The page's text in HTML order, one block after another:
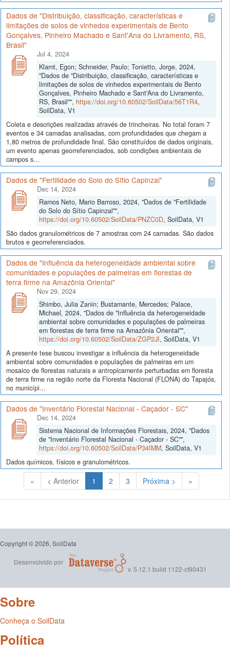
Dados de "Distribuição, classificação, características e
limitações de solos de vinhedos experimentais de Bento
Gonçalves, Pinheiro Machado e Sant'Ana do Livramento, RS,
Brasil"
Jul 4, 2024
Klamt, Egon; Schneider, Paulo; Tonietto, Jorge, 2024,
"Dados de "Distribuição, classificação, características e
limitações de solos de vinhedos experimentais de Bento
Gonçalves, Pinheiro Machado e Sant'Ana do Livramento,
RS, Brasil"", https://doi.org/10.60502/SoilData/56T1R4,
SoilData, V1
Coleta e descrições realizadas através de trincheiras. No total foram 7
eventos e 34 camadas analisadas, com profundidades que chegam a
1,80 metros de profundidade final. São constituídos de dados originais,
um evento apenas georreferenciados, sob condições ambientais de
campos s...
Dados de "Fertilidade do Solo do Sítio Capinzal"
Dec 14, 2024
Ramos Neto, Mario Barroso, 2024, "Dados de "Fertilidade
do Solo do Sítio Capinzal"",
https://doi.org/10.60502/SoilData/PNZC0D, SoilData, V1
São dados granulométricos de 7 amostras com 24 camadas. São dados
brutos e georreferenciados.
Dados de "Influência da heterogeneidade ambiental sobre
comunidades e populações de palmeiras em florestas de
terra firme na Amazônia Oriental"
Nov 29, 2024
Shimbo, Julia Zanin; Bustamante, Mercedes; Palace,
Michael, 2024, "Dados de "Influência da heterogeneidade
ambiental sobre comunidades e populações de palmeiras
em florestas de terra firme na Amazônia Oriental"",
https://doi.org/10.60502/SoilData/ZGP2JI, SoilData, V1
A presente tese buscou investigar a influência da heterogeneidade
ambiental sobre comunidades e populações de palmeiras em um
mosaico de florestas naturais e antropicamente perturbadas em floresta
de terra firme na região norte da Floresta Nacional (FLONA) do Tapajós,
no municípi...
Dados de "Inventário Florestal Nacional - Caçador - SC"
Dec 14, 2024
Sistema Nacional de Informações Florestais, 2024, "Dados
de "Inventário Florestal Nacional - Caçador - SC"",
https://doi.org/10.60502/SoilData/P34IMM, SoilData, V1
Dados químicos, físicos e granulométricos.
« < Anterior 1 (Atual)
2 3 Próxima > »
Copyright © 2026, SoilData
Desenvolvido por
v. 5.12.1 build 1122-cf90431
Sobre
Conheça o SoilData
Política